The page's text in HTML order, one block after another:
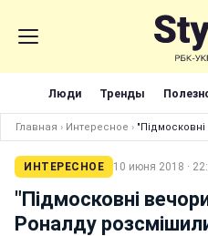
Люди Тренды
Главная › Интересное ›
ИНТЕРЕСНОЕ 10 июня 2018 ·
"Підмосковні
Роналду